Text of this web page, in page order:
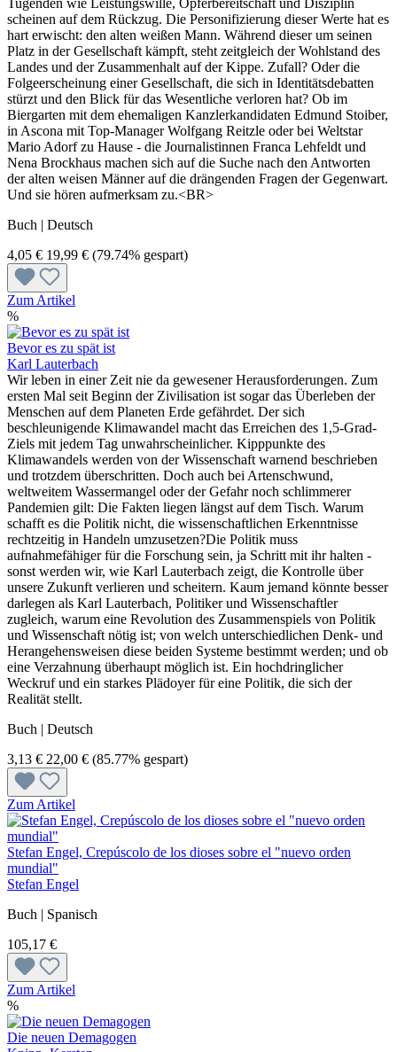
scheinen auf dem Rückzug. Die Personifizierung dieser Werte hat es
hart erwischt: den alten weißen Mann. Während dieser um seinen
Platz in der Gesellschaft kämpft, steht zeitgleich der Wohlstand des
Landes und der Zusammenhalt auf der Kippe. Zufall? Oder die
Folgeerscheinung einer Gesellschaft, die sich in Identitätsdebatten
stürzt und den Blick für das Wesentliche verloren hat? Ob im
Biergarten mit dem ehemaligen Kanzlerkandidaten Edmund Stoiber,
in Ascona mit Top-Manager Wolfgang Reitzle oder bei Weltstar
Mario Adorf zu Hause - die Journalistinnen Franca Lehfeldt und
Nena Brockhaus machen sich auf die Suche nach den Antworten
der alten weisen Männer auf die drängenden Fragen der Gegenwart.
Und sie hören aufmerksam zu.<BR>
Buch | Deutsch
4,05 € 19,99 € (79.74% gespart)
Zum Artikel
%
Bevor es zu spät ist
Karl Lauterbach
Wir leben in einer Zeit nie da gewesener Herausforderungen. Zum
ersten Mal seit Beginn der Zivilisation ist sogar das Überleben der
Menschen auf dem Planeten Erde gefährdet. Der sich
beschleunigende Klimawandel macht das Erreichen des 1,5-Grad-
Ziels mit jedem Tag unwahrscheinlicher. Kipppunkte des
Klimawandels werden von der Wissenschaft warnend beschrieben
und trotzdem überschritten. Doch auch bei Artenschwund,
weltweitem Wassermangel oder der Gefahr noch schlimmerer
Pandemien gilt: Die Fakten liegen längst auf dem Tisch. Warum
schafft es die Politik nicht, die wissenschaftlichen Erkenntnisse
rechtzeitig in Handeln umzusetzen?Die Politik muss
aufnahmefähiger für die Forschung sein, ja Schritt mit ihr halten -
sonst werden wir, wie Karl Lauterbach zeigt, die Kontrolle über
unsere Zukunft verlieren und scheitern. Kaum jemand könnte besser
darlegen als Karl Lauterbach, Politiker und Wissenschaftler
zugleich, warum eine Revolution des Zusammenspiels von Politik
und Wissenschaft nötig ist; von welch unterschiedlichen Denk- und
Herangehensweisen diese beiden Systeme bestimmt werden; und ob
eine Verzahnung überhaupt möglich ist. Ein hochdringlicher
Weckruf und ein starkes Plädoyer für eine Politik, die sich der
Realität stellt.
Buch | Deutsch
3,13 € 22,00 € (85.77% gespart)
Zum Artikel
Stefan Engel, Crepúscolo de los dioses sobre el "nuevo orden
mundial"
Stefan Engel
Buch | Spanisch
105,17 €
Zum Artikel
%
Die neuen Demagogen